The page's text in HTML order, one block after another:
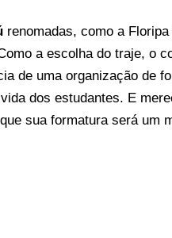
renomadas, como a
a escolha do traje, o
de uma organização de
dos estudantes. E
sua formatura será um